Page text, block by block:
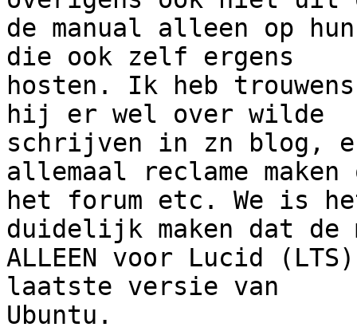
de manual alleen op
die ook zelf ergens
hosten. Ik heb
hij er wel over wilde
schrijven in zn blog,
allemaal reclame maken
het forum etc. We is
duidelijk maken dat de
ALLEEN voor Lucid
laatste versie van
Ubuntu.